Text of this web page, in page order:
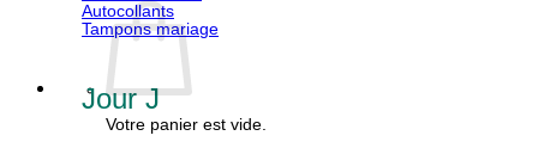
Votre panier est vide.
Autocollants
Tampons mariage
Jour J